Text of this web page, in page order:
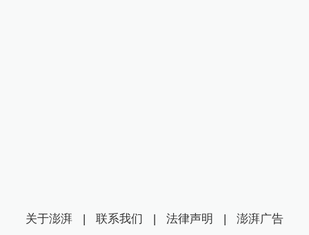
关于澎湃 | 联系我们 | 法律声明 | 澎湃广告